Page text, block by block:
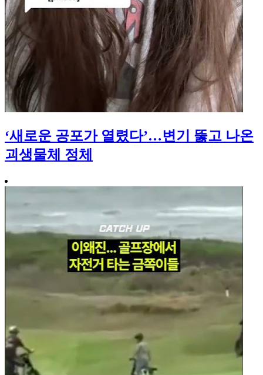
‘새로운 공포가 열렸다’…변기 뚫고 나온
괴생물체 정체